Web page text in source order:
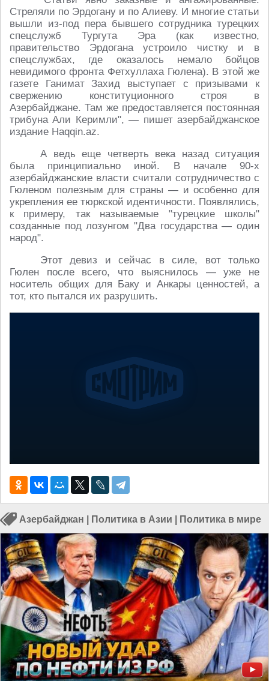
Стреляли по Эрдогану и по Алиеву. И многие статьи
вышли из-под пера бывшего сотрудника турецких
спецслужб Тургута Эра (как известно,
правительство Эрдогана устроило чистку и в
спецслужбах, где оказалось немало бойцов
невидимого фронта Фетхуллаха Гюлена). В этой же
газете Ганимат Захид выступает с призывами к
свержению конституционного строя в
Азербайджане. Там же предоставляется постоянная
трибуна Али Керимли", — пишет азербайджанское
издание Haqqin.az.
А ведь еще четверть века назад ситуация
была принципиально иной. В начале 90-х
азербайджанские власти считали сотрудничество с
Гюленом полезным для страны — и особенно для
укрепления ее тюркской идентичности. Появлялись,
к примеру, так называемые "турецкие школы"
созданные под лозунгом "Два государства — один
народ".
Этот девиз и сейчас в силе, вот только
Гюлен после всего, что выяснилось — уже не
носитель общих для Баку и Анкары ценностей, а
тот, кто пытался их разрушить.
Азербайджан Политика в Азии Политика в мире